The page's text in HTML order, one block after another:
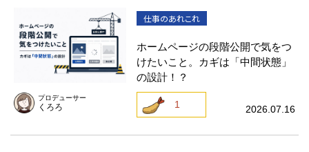
プロデューサー
くろろ
仕事のあれこれ
ホームページの段階公開で気をつ
けたいこと。カギは「中間状態」
の設計！？
1 2026.07.16